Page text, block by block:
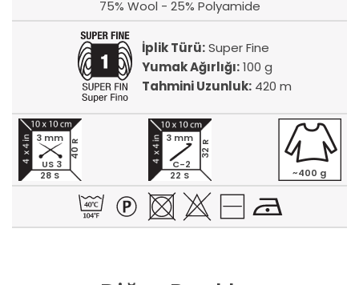
75% Wool - 25% Polyamide
İplik Türü:Super Fine
Yumak Ağırlığı:100 g
Tahmini Uzunluk:420 m
28 S
40 R
3 mm
US 3
22 S
32 R
3 mm
C-2
~400 g